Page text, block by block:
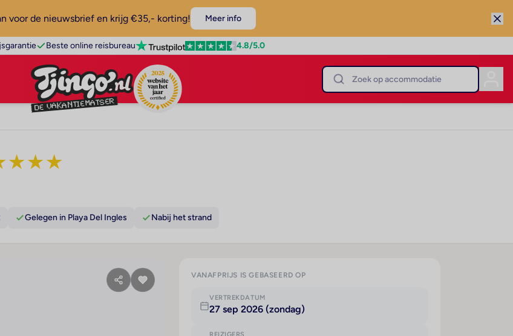
voor de nieuwsbrief en krijg €35,- korting! Meer info
Beste online reisbureau 4.8/5.0
★★★
Gelegen in Playa Del Ingles Nabij het strand
VANAFPRIJS IS GEBASEERD OP
VERTREKDATUM
27 sep 2026 (zondag)